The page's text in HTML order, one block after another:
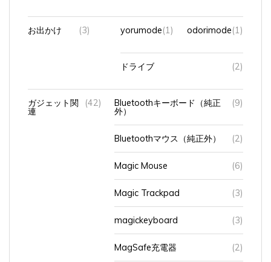
お出かけ (3) yorumode(1) odorimode(1)
ドライブ (2)
ガジェット関
連
(42) Bluetoothキーボード（純正
外）
(9)
Bluetoothマウス（純正外） (2)
Magic Mouse (6)
Magic Trackpad (3)
magickeyboard (3)
MagSafe充電器 (2)